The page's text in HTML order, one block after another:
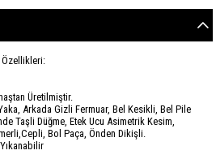
Özellikleri:
Üretilmiştir.
Arkada Gizli Fermuar, Bel Kesikli, Bel Pile
Taşli Düğme, Etek Ucu Asimetrik Kesim,
Bol Paça, Önden Dikişli.